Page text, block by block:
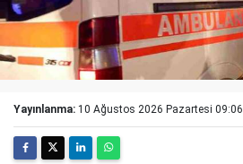
Yayınlanma: 10 Ağustos 2026 Pazartesi 09:06